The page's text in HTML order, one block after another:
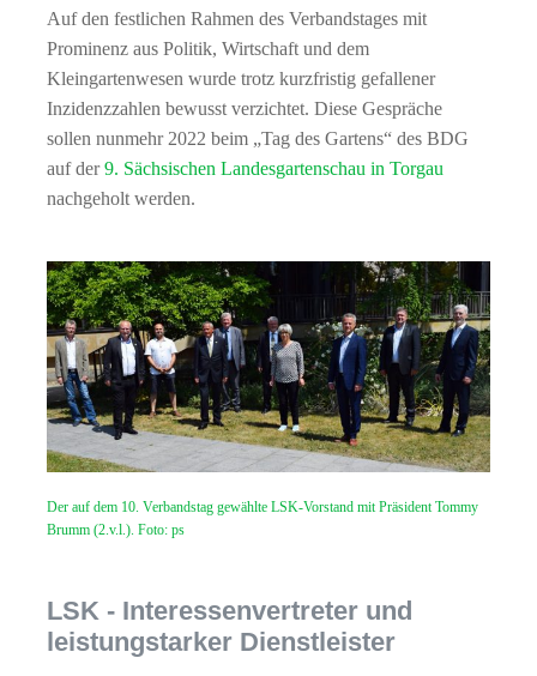
Auf den festlichen Rahmen des Verbandstages mit
Prominenz aus Politik, Wirtschaft und dem
Kleingartenwesen wurde trotz kurzfristig gefallener
Inzidenzzahlen bewusst verzichtet. Diese Gespräche
sollen nunmehr 2022 beim „Tag des Gartens“ des BDG
auf der9. Sächsischen Landesgartenschau in Torgau
nachgeholt werden.
Der auf dem 10. Verbandstag gewählte LSK-Vorstand mit Präsident Tommy
Brumm (2.v.l.). Foto: ps
LSK - Interessenvertreter und
leistungstarker Dienstleister